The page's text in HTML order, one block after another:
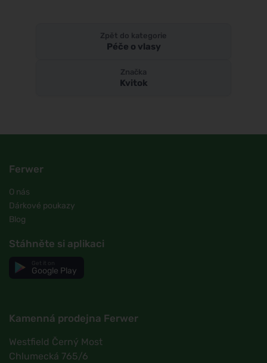
Zpět do kategorie
Péče o vlasy
Značka
Kvitok
Ferwer
O nás
Dárkové poukazy
Blog
Stáhněte si aplikaci
Google Play
Kamenná prodejna Ferwer
Westfield Černý Most
Chlumecká 765/6